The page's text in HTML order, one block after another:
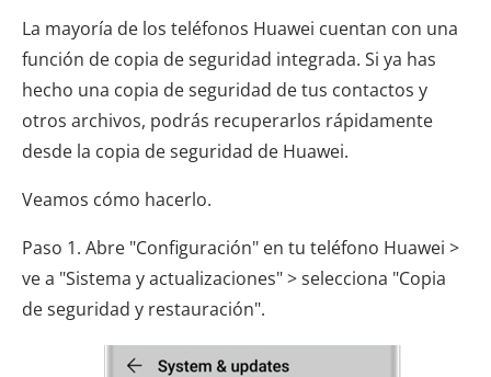
La mayoría de los teléfonos Huawei cuentan con una
función de copia de seguridad integrada. Si ya has
hecho una copia de seguridad de tus contactos y
otros archivos, podrás recuperarlos rápidamente
desde la copia de seguridad de Huawei.
Veamos cómo hacerlo.
Paso 1. Abre "Configuración" en tu teléfono Huawei >
ve a "Sistema y actualizaciones" > selecciona "Copia
de seguridad y restauración".